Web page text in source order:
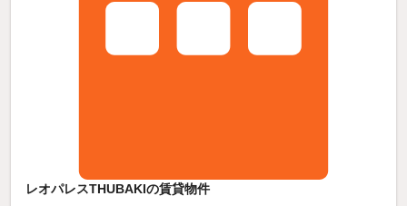
レオパレスTHUBAKIの賃貸物件